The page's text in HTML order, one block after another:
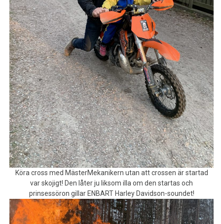
Köra cross med MästerMekanikern utan att crossen är startad
var skojigt! Den låter ju liksom illa om den startas och
prinsessöron gillar ENBART Harley Davidson-soundet!